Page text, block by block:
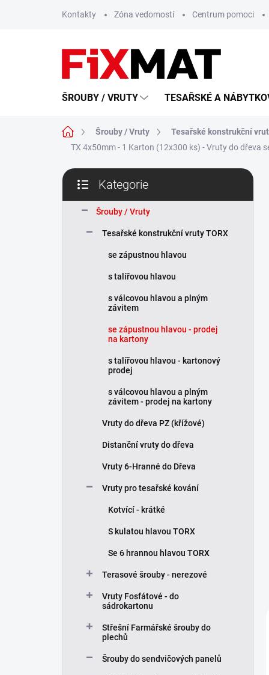
Kontakty Zóna vedomostí Centrum pomoci
ŠROUBY / VRUTY TESAŘSKÉ A
Domů Šrouby / Vruty Tesařské konstrukční
TX 4x50mm - 1 Karton (12x300 ks) - Vruty do dřeva
P
s
kategorie
Kategorie
Šrouby / Vruty
Tesařské konstrukční vruty TORX
se zápustnou hlavou
s talířovou hlavou
s válcovou hlavou a plným
závitem
se zápustnou hlavou - prodej
na kartony
s talířovou hlavou - kartonový
prodej
s válcovou hlavou a plným
závitem - prodej na kartony
Vruty do dřeva PZ (křížové)
Distanční vruty do dřeva
Vruty 6-Hranné do Dřeva
Vruty pro tesařské kování
Kotvící - krátké
S kulatou hlavou TORX
Se 6 hrannou hlavou TORX
Terasové šrouby - nerezové
Vruty Fosfátové - do
sádrokartonu
Střešní Farmářské šrouby do
plechů
Šrouby do sendvičových panelů